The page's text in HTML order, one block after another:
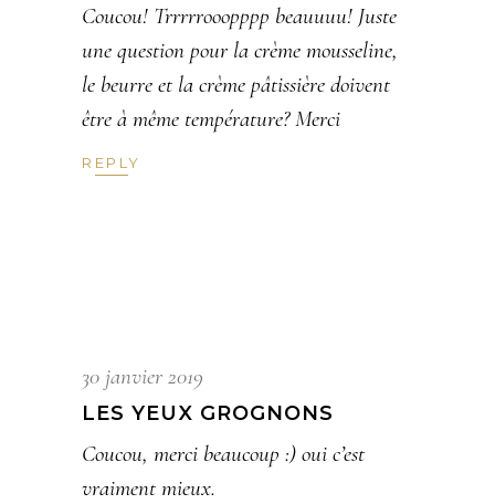
Coucou! Trrrrrooopppp beauuuu! Juste
une question pour la crème mousseline,
le beurre et la crème pâtissière doivent
être à même température? Merci
REPLY
30 janvier 2019
LES YEUX GROGNONS
Coucou, merci beaucoup :) oui c’est
vraiment mieux.